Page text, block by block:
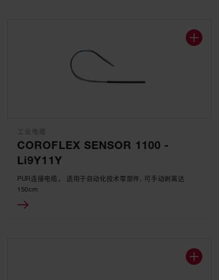
COROFLEX SENSOR 1100 -
Li9Y11Y
PUR连接电缆， 适用于自动化技术零部件, 可手动剥离达
150cm